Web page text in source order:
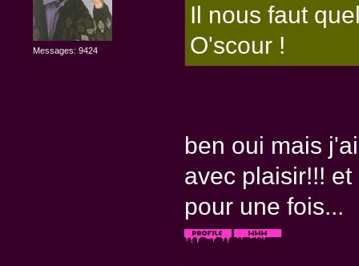
Messages: 9424
Il nous faut
O'scour !
ben oui mais
avec plaisir!!!
pour une fois...